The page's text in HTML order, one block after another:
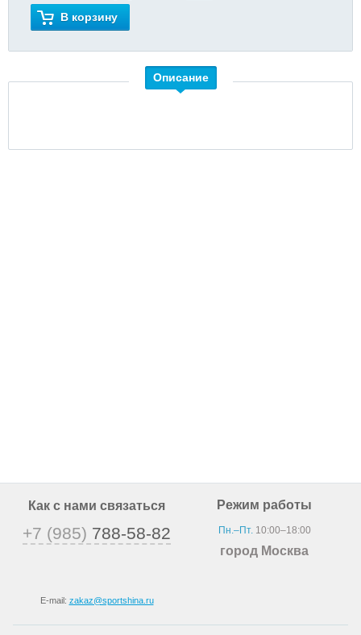
В корзину
Описание
Как с нами связаться
+7 (985) 788-58-82
E-mail: zakaz@sportshina.ru
Режим работы
Пн.–Пт.10:00–18:00
город Москва